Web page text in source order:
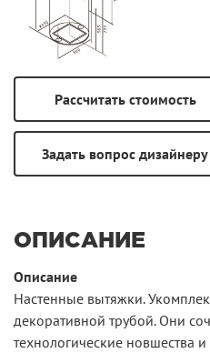
ОПИСАНИЕ
Описание
Настенные вытяжки.
декоративной трубой. Они
технологические новшества